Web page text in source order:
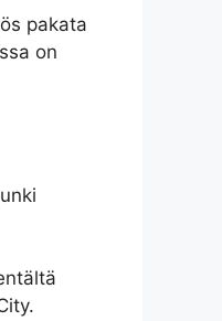
pakata
on